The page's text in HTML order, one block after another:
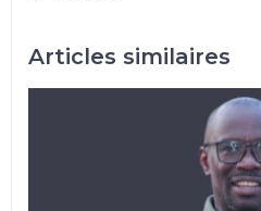
Articles similaires